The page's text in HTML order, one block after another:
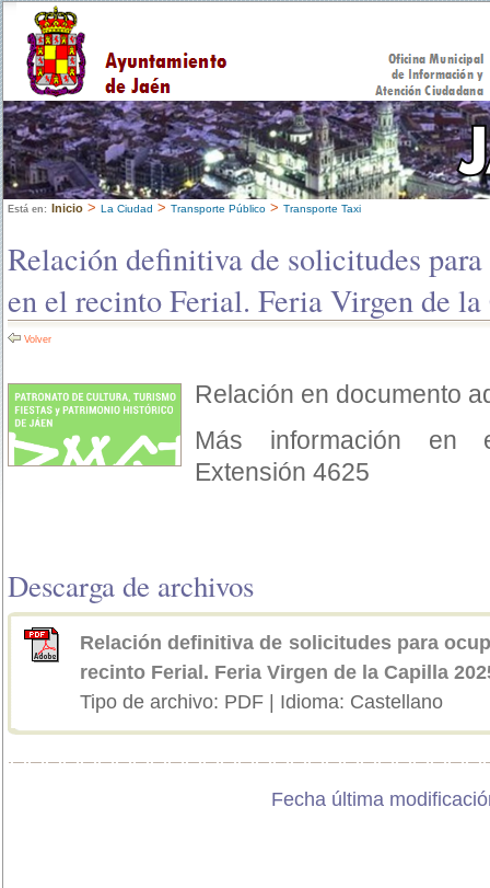
Está en: Inicio > La Ciudad > Transporte Público > Transporte Taxi
Relación definitiva de solicitudes
en el recinto Ferial. Feria Virgen de
Volver
Relación en documento
Más información en
Extensión 4625
Descarga de archivos
Relación definitiva de solicitudes para
recinto Ferial. Feria Virgen de la Capilla
Tipo de archivo: PDF | Idioma: Castellano
Fecha última